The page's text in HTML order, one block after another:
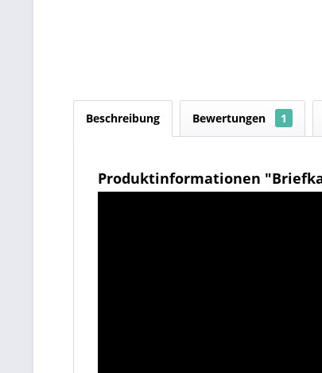
Beschreibung Bewertungen 1
Produktinformationen